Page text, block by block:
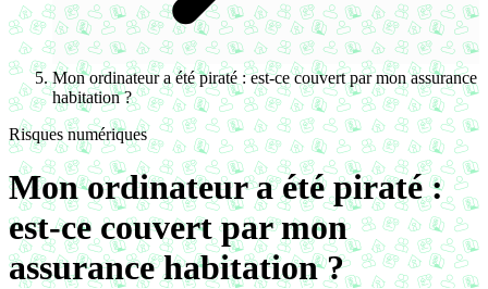
Mon ordinateur a été piraté : est-ce couvert par mon assurance
habitation ?
Risques numériques
Mon ordinateur a été piraté :
est-ce couvert par mon
assurance habitation ?